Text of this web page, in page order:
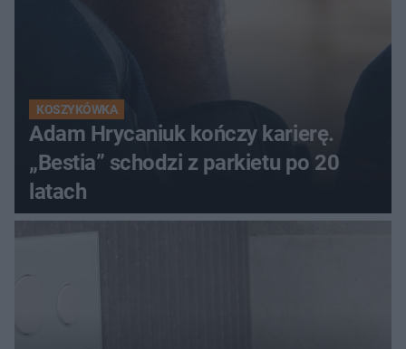
KOSZYKÓWKA
Adam Hrycaniuk kończy karierę.
„Bestia” schodzi z parkietu po 20
latach